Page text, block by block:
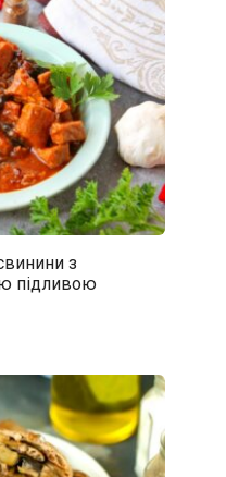
з
підливою